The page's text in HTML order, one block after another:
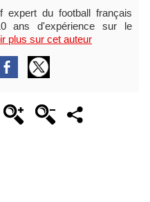
expert du football français
ans d'expérience sur le
plus sur cet auteur